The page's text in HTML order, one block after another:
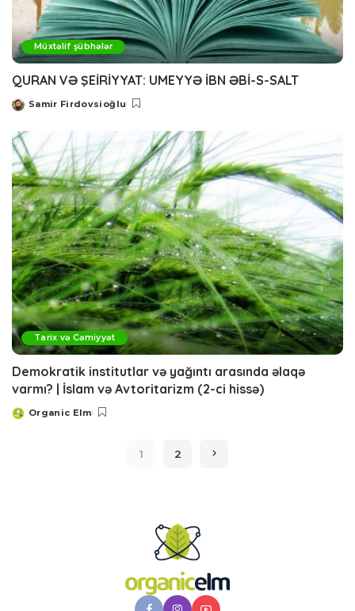
Müxtəlif şübhələr
QURAN VƏ ŞEİRİYYAT: UMEYYƏ İBN ƏBİ-S-SALT
Posted
Samir Firdovsioğlu
Tarix və Cəmiyyət
Demokratik institutlar və yağıntı arasında əlaqə
varmı? | İslam və Avtoritarizm (2-ci hissə)
Posted
Organic Elm
1 2